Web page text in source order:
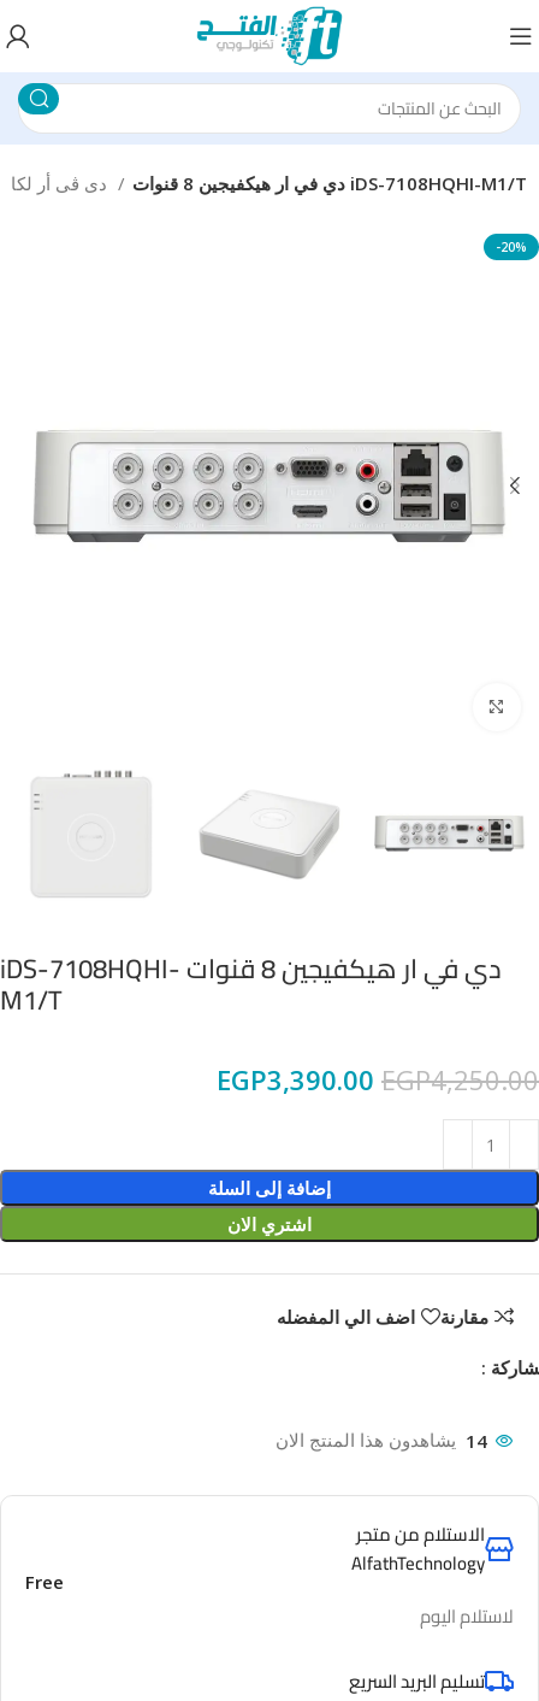
دي في ار هيكفيجين 8 قنوات iDS-7108HQHI-M1/T
-20%
دي في ار هيكفيجين 8 قنوات iDS-7108HQHI-
M1/T
EGP4,250.00
EGP3,390.00
إضافة إلى السلة
اشتري الان
مقارنة اضف الي المفضله
:
14 يشاهدون هذا المنتج الان
الاستلام من متجر
AlfathTechnology
لاستلام اليوم
Free
تسليم البريد السريع